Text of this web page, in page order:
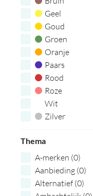
Geel
Goud
Groen
Oranje
Paars
Rood
Roze
Wit
Zilver
Thema
A-merken (0)
Aanbieding (0)
Alternatief (0)